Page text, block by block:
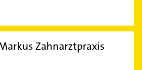
Zahnarztpraxis